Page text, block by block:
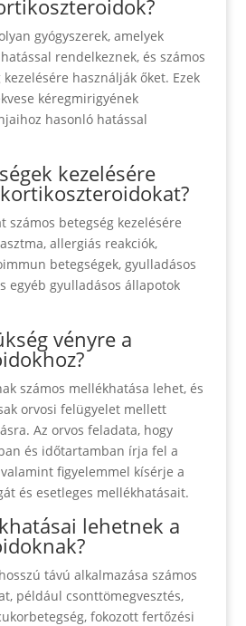
gyógyszerek, amelyek
rendelkeznek, és számos
használják őket. Ezek
kéregmirigyének
hasonló hatással
kezelésére
számos betegség kezelésére
allergiás reakciók,
betegségek, gyulladásos
egyéb gyulladásos állapotok
vényre a
számos mellékhatása lehet, és
orvosi felügyelet mellett
Az orvos feladata, hogy
és időtartamban írja fel a
figyelemmel kísérje a
és esetleges mellékhatásait.
lehetnek a
távú alkalmazása számos
például csonttömegvesztés,
fokozott fertőzési